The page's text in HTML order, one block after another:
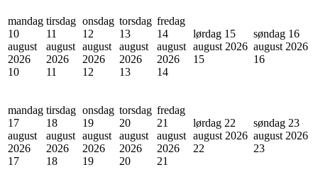
mandag
10
august
2026
10
tirsdag
11
august
2026
11
onsdag
12
august
2026
12
torsdag
13
august
2026
13
fredag
14
august
2026
14
lørdag 15
august 2026
15
søndag 16
august 2026
16
mandag
17
august
2026
17
tirsdag
18
august
2026
18
onsdag
19
august
2026
19
torsdag
20
august
2026
20
fredag
21
august
2026
21
lørdag 22
august 2026
22
søndag 23
august 2026
23